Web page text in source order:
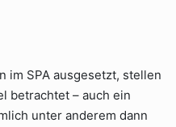
im SPA ausgesetzt, stellen
betrachtet – auch ein
unter anderem dann